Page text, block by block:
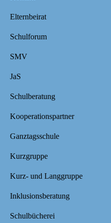
Elternbeirat
Schulforum
SMV
JaS
Schulberatung
Kooperationspartner
Ganztagsschule
Kurzgruppe
Kurz- und Langgruppe
Inklusionsberatung
Schulbücherei